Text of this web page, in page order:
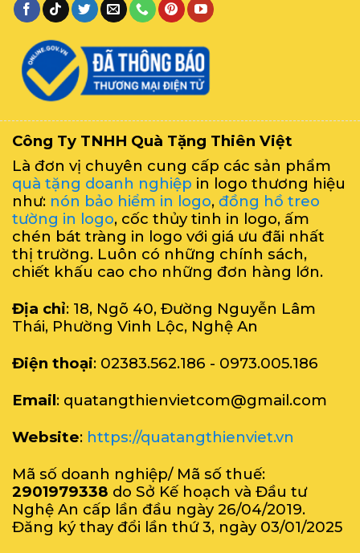
Công Ty TNHH Quà Tặng Thiên Việt
Là đơn vị chuyên cung cấp các sản phẩm
quà tặng doanh nghiệp in logo thương hiệu
như: nón bảo hiểm in logo, đồng hồ treo
tường in logo, cốc thủy tinh in logo, ấm
chén bát tràng in logo với giá ưu đãi nhất
thị trường. Luôn có những chính sách,
chiết khấu cao cho những đơn hàng lớn.
Địa chỉ: 18, Ngõ 40, Đường Nguyễn Lâm
Thái, Phường Vinh Lộc, Nghệ An
Điện thoại: 02383.562.186 - 0973.005.186
Email: quatangthienvietcom@gmail.com
Website: https://quatangthienviet.vn
Mã số doanh nghiệp/ Mã số thuế:
2901979338 do Sở Kế hoạch và Đầu tư
Nghệ An cấp lần đầu ngày 26/04/2019.
Đăng ký thay đổi lần thứ 3, ngày 03/01/2025